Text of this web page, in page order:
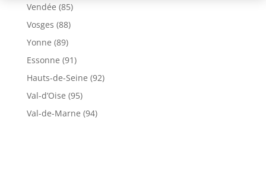
Vendée (85)
Vosges (88)
Yonne (89)
Essonne (91)
Hauts-de-Seine (92)
Val-d’Oise (95)
Val-de-Marne (94)